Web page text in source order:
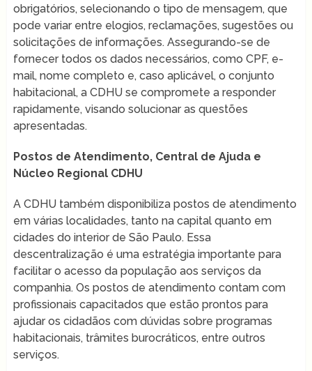
obrigatórios, selecionando o tipo de mensagem, que
pode variar entre elogios, reclamações, sugestões ou
solicitações de informações. Assegurando-se de
fornecer todos os dados necessários, como CPF, e-
mail, nome completo e, caso aplicável, o conjunto
habitacional, a CDHU se compromete a responder
rapidamente, visando solucionar as questões
apresentadas.
Postos de Atendimento, Central de Ajuda e
Núcleo Regional CDHU
A CDHU também disponibiliza postos de atendimento
em várias localidades, tanto na capital quanto em
cidades do interior de São Paulo. Essa
descentralização é uma estratégia importante para
facilitar o acesso da população aos serviços da
companhia. Os postos de atendimento contam com
profissionais capacitados que estão prontos para
ajudar os cidadãos com dúvidas sobre programas
habitacionais, trâmites burocráticos, entre outros
serviços.